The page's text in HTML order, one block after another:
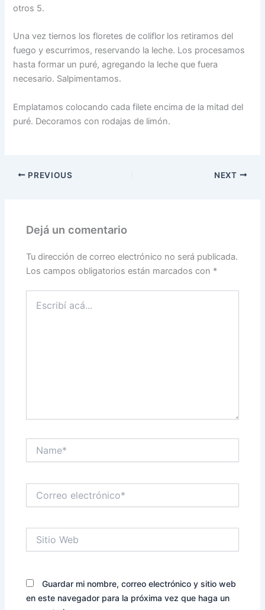
otros 5.
Una vez tiernos los floretes de coliflor los retiramos del
fuego y escurrimos, reservando la leche. Los procesamos
hasta formar un puré, agregando la leche que fuera
necesario. Salpimentamos.
Emplatamos colocando cada filete encima de la mitad del
puré. Decoramos con rodajas de limón.
PREVIOUS NEXT
Dejá un comentario
Tu dirección de correo electrónico no será publicada.
Los campos obligatorios están marcados con *
acá...
electrónico*
Web
Guardar mi nombre, correo electrónico y sitio web
en este navegador para la próxima vez que haga un